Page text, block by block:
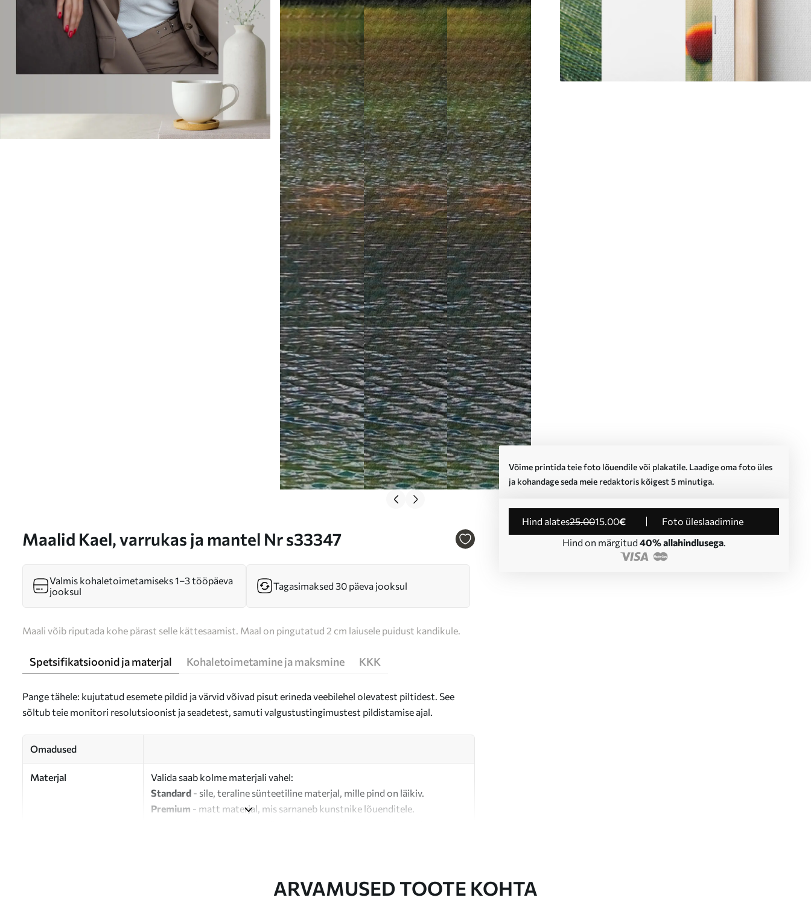
Maalid Kael, varrukas ja mantel Nr s33347
Võime printida teie foto lõuendile või plakatile. Laadige oma foto üles
ja kohandage seda meie redaktoris kõigest 5 minutiga.
Hind alates25.0015.00€
Foto üleslaadimine
Hind on märgitud 40% allahindlusega.
Valmis kohaletoimetamiseks 1–3 tööpäeva
jooksul
Tagasimaksed 30 päeva jooksul
Maali võib riputada kohe pärast selle kättesaamist. Maal on pingutatud 2 cm laiusele puidust kandikule.
Spetsifikatsioonid ja materjal Kohaletoimetamine ja maksmine KKK
Pange tähele: kujutatud esemete pildid ja värvid võivad pisut erineda veebilehel olevatest piltidest. See
sõltub teie monitori resolutsioonist ja seadetest, samuti valgustustingimustest pildistamise ajal.
Omadused
Materjal
Valida saab kolme materjali vahel:
Standard - sile, teraline sünteetiline materjal, mille pind on läikiv.
Premium - matt materjal, mis sarnaneb kunstnike lõuenditele.
ARVAMUSED TOOTE KOHTA